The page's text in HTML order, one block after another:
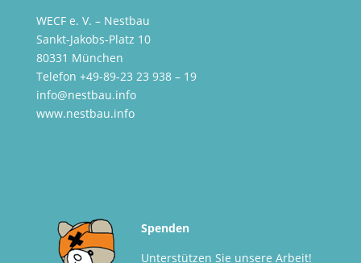
WECF e. V. – Nestbau
Sankt-Jakobs-Platz 10
80331 München
Telefon +49-89-23 23 938 – 19
info@nestbau.info
www.nestbau.info
Spenden
Unterstützen Sie unsere Arbeit!